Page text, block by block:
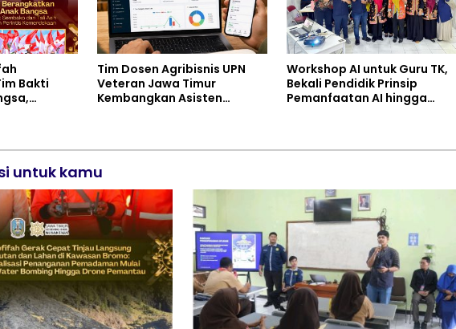
Bakti
Tim Dosen Agribisnis UPN
Veteran Jawa Timur
Kembangkan Asisten
Workshop AI untuk Guru TK,
Bekali Pendidik Prinsip
Pemanfaatan AI hingga
untuk kamu